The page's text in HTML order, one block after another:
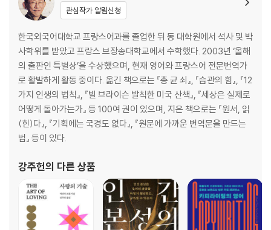
* 기억을 되살린다
* 호기심을 해결하려 한다
* 개인적인 조언이나 해결책을 제시한다
상대에 대한 과소평가
* 상대를 깎아내리거나 상대의 말을 부정한다
* 가치 판단을 한다
* 지적 능력을 과시하며 진단을 내린다
감정 이입의 거부
* 좋은 게 좋다는 식으로 문제를 덮어버린다
* 자신의 관점을 제시한다
7장 듣기의 모든 수단을 동원한다, 우리를 위해 ― 비언어적 경청
몸으로 듣기
동조화
* 태도와 몸짓에 동조하라
관심작가 알림신청
한국외국어대학교 프랑스어과를 졸업한 뒤 동 대학원에서 석사 및 박
사학위를 받았고 프랑스 브장송대학교에서 수학했다. 2003년 ‘올해
의 출판인 특별상’을 수상했으며, 현재 영어와 프랑스어 전문번역가
로 활발하게 활동 중이다. 옮긴 책으로는 『총 균 쇠』, 『습관의 힘』, 『12
가지 인생의 법칙』, 『빌 브라이슨 발칙한 미국 산책』, 『세상은 실제로
어떻게 돌아가는가』 등 100여 권이 있으며, 지은 책으로는 『원서, 읽
(힌)다』, 『기획에는 국경도 없다』, 『원문에 가까운 번역문을 만드는
법』 등이 있다.
강주헌의 다른 상품